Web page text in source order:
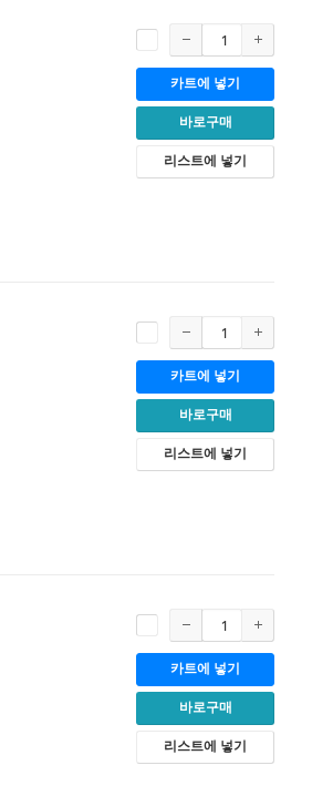
카트에 넣기
바로구매
리스트에 넣기
카트에 넣기
바로구매
리스트에 넣기
카트에 넣기
바로구매
리스트에 넣기